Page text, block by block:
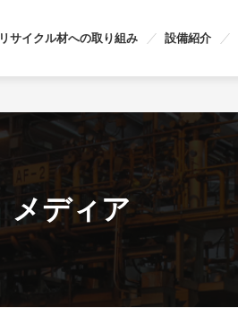
リサイクル材への取り組み 設備紹介
メディア